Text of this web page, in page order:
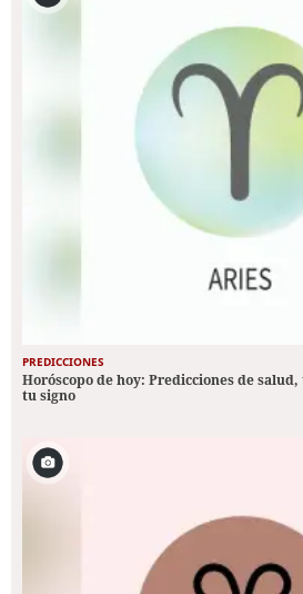
PREDICCIONES
Horóscopo de hoy: Predicciones de
tu signo